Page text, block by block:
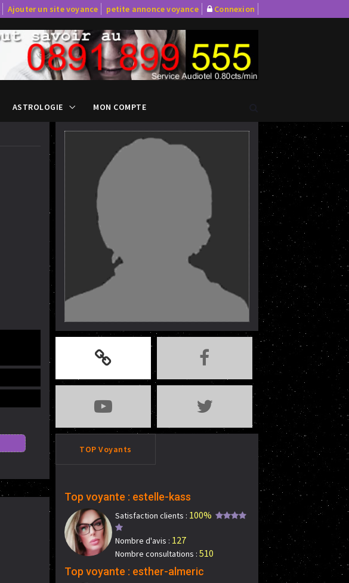
Ajouter un site voyance petite annonce voyance Connexion
ASTROLOGIE MON COMPTE
TOP Voyants
Top voyante : estelle-kass
Satisfaction clients : 100%
Nombre d'avis : 127
Nombre consultations : 510
Top voyante : esther-almeric